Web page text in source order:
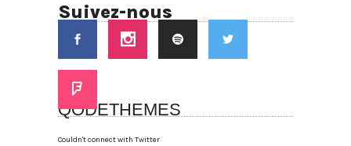
Suivez-nous
QODETHEMES
Couldn't connect with Twitter